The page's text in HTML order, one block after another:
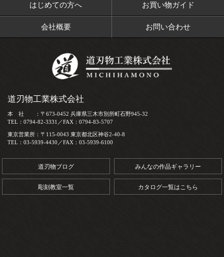
はじめての方へ お買い物ガイド
会社概要 お問い合わせ
道刃物工業株式会社
本 社 ：〒673-0452 兵庫県三木市別所町石野945-32
TEL：0794-82-3331／FAX：0794-83-5707
東京営業所：〒115-0043 東京都北区神谷2-40-8
TEL：03-5939-4430／FAX：03-5939-6100
道刃物ブログ みんなの作品ギャラリー
彫刻教室一覧 カタログ一覧はこちら